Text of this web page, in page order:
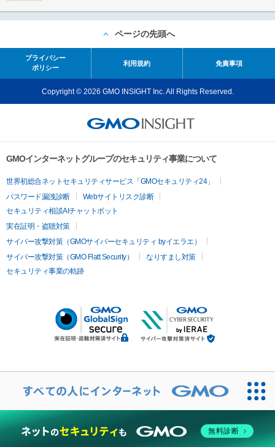
ページの先頭へ
プライバシー
ポリシー
利用規約 免責事項
Copyright © 2026 GMO INSIGHT Inc. All Rights Reserved.
GMOインターネットグループのセキュリティ事業について
世界初総合ネットセキュリティサービス「GMOセキュリティ24」
パスワード漏洩診断
Webサイトリスク診断
セキュリティ相談AIチャットボット
実在証明・盗聴対策
サイバー攻撃対策（GMOサイバーセキュリティ byイエラエ）
サイバー攻撃対策（GMO Flatt Security）
なりすまし対策
セキュリティ事業の軌跡
無料診断